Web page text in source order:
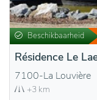
Beschikbaarheid
Résidence Le
7100-La Louvière
+3 km